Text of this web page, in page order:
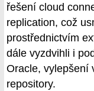
řešení cloud
replication, což
prostřednictvím
dále vyzdvihli i
Oracle, vylepšení
repository.